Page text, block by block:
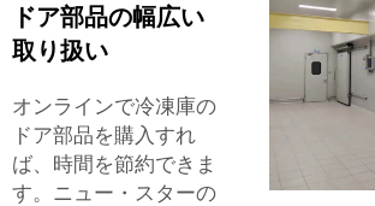
ドア部品の幅広い
取り扱い
オンラインで冷凍庫の
ドア部品を購入すれ
ば、時間を節約できま
す。ニュー・スターの